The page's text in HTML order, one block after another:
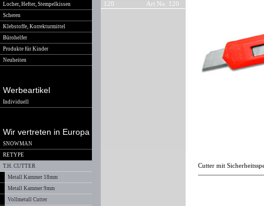
Locher, Hefter, Stempelkissen
Scheren
Klebstoffe, Korrekturmittel
Bürohelfer
Produkte für Kinder
Neuheiten
Werbeartikel
Individuell
Wir vertreten in Europa
SNOWMAN
RETYPE
T.H. CUTTER
Metall Kammer 18mm
Metall Kammer 9mm
Vollmetall Cutter
120
Art No. 120
Cutter mit